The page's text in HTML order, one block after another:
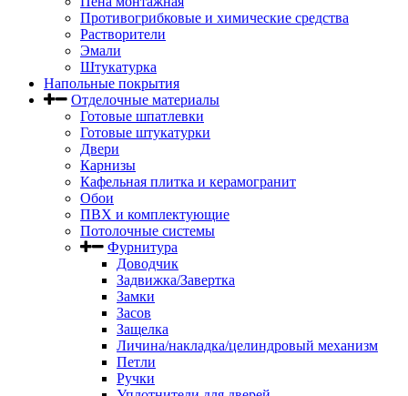
Противогрибковые и химические средства
Растворители
Эмали
Штукатурка
Напольные покрытия
Отделочные материалы
Готовые шпатлевки
Готовые штукатурки
Двери
Карнизы
Кафельная плитка и керамогранит
Обои
ПВХ и комплектующие
Потолочные системы
Фурнитура
Доводчик
Задвижка/Завертка
Замки
Засов
Защелка
Личина/накладка/целиндровый механизм
Петли
Ручки